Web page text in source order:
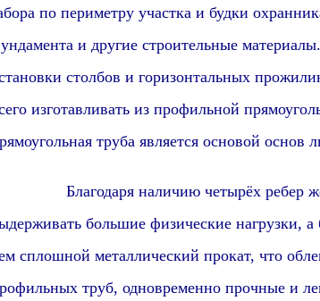
по периметру участка и будки
и другие строительные
столбов и горизонтальных
изготавливать из профильной
труба является основой основ
наличию четырёх ребер
большие физические нагрузки, а
сплошной металлический прокат, что
труб, одновременно прочные и